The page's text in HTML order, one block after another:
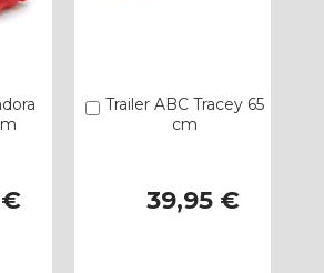
€
Trailer ABC Tracey 65
cm
39,95 €
Añadir